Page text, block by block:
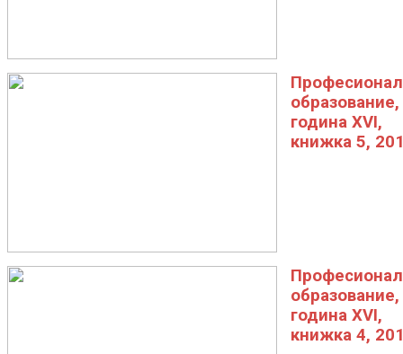
образование,
година XVI,
книжка 5,
образование,
година XVI,
книжка 4,